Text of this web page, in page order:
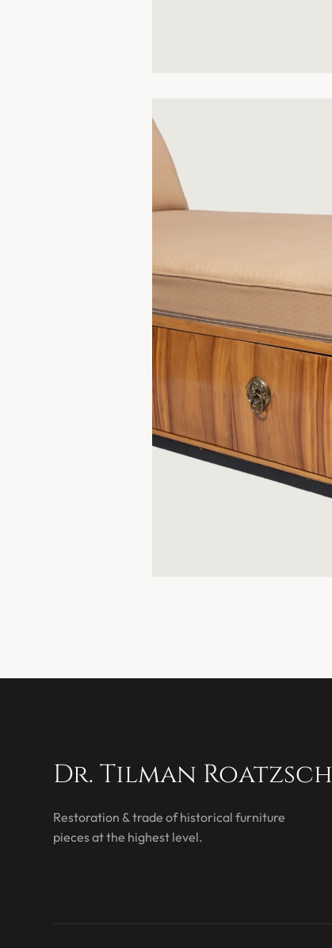
Dr. Tilman Roatzsch
Restoration & trade of historical furniture
pieces at the highest level.